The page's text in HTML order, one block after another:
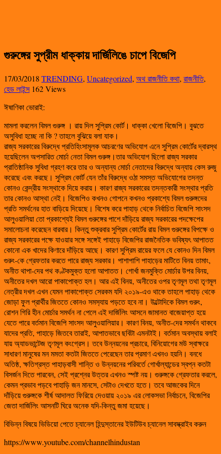
গুরুঙ্গের সুপ্রীম ধাক্কায় দার্জিলিঙে চাপে বিজেপি
17/03/2018 TRENDING, Uncategorized, অথ রাজনীতি কথা, রাজনীতি,
হেড লাইন্স 162 Views
ঈষাণিকা ভোরাই:
মামলা করলেন বিমল গুরুঙ্গ । রায় দিল সুপ্রিম কোর্ট। ধাক্কা খেলো বিজেপি। বুঝতে
অসুবিধা হচ্ছে না কি ? তাহলে বুঝিয়ে বলা যাক।
রাজ্য সরকারের বিরুদ্ধে প্রতিহিংসামূলক আচরণের অভিযোগ এনে সুপ্রিম কোর্টের দ্বারস্থ
হয়েছিলেন অপসারিত মোর্চা নেতা বিমল গুরুঙ্গ।তার অভিযোগ ছিলো রাজ্য সরকার
প্রাতিষ্ঠানিক সুবিধা গ্রহণ করে তার ও অন্যান্য মোর্চা নেতাদের বিরুদ্ধে অন্যায় কেস রুজু
করেছে এবং করছে। সুপ্রিম কোর্ট যেন তাঁর বিরুদ্ধে ওঠা সমস্ত অভিযোগের তদন্ত
কোনও কেন্দ্রীয় সংস্থাকে দিয়ে করায়। কারণ রাজ্য সরকারের তদন্তকারী সংস্থার প্রতি
তার কোনও আস্থা নেই। বিজেপিও কখনও গোপনে কখনও প্রকাশ্যে বিমল গুরুঙ্গদের
প্রতি সমর্থনের হাত বাড়িয়ে দিয়েছে। বিশেষ করে পাহাড় থেকে নির্বাচিত বিজেপি সাংসদ
আলুওয়ালিয়া তো প্রকাশ্যেই বিমল গুরুঙ্গের পাশে দাঁড়িয়ে রাজ্য সরকারের পদক্ষেপের
সমালোচনা করেছেন বারবার। কিন্তু শুক্রবার সুপ্রিম কোর্টের রায় বিমল গুরুঙ্গের বিপক্ষে ও
রাজ্য সরকারের পক্ষে যাওয়ার সঙ্গে সঙ্গেই পাহাড়ে বিজেপির রাজনৈতিক ভবিষ্যৎ আপাতত
কোনো এক খাদের কিণারে দাঁড়িয়ে আছে। কারণ সুপ্রিম রায়ের ফলে যে কোনও দিন বিমল
গুরুং-কে গ্রেফতার করতে পারে রাজ্য সরকার। পাশাপাশি পাহাড়ের মাটিতে বিনয় তামাং,
অনীত থাপা-দের পথ কণ্টকমুক্ত হলো আপাতত। গোর্খা জনমুক্তি মোর্চার উপর বিনয়,
অনীতের দখল আরো পাকাপোক্ত হল। আর এই বিনয়, অনীতের ওপর তৃণমূল তথা তৃণমূল
নেত্রীর দখল এখন যেমন পাকাপোক্ত সেরকম যদি ২০১৯-এও থাকে তাহলে পাহাড় থেকে
জোড়া ফুল প্রার্থীর জিততে কোনও সমস‍্যায় পড়তে হবে না। উল্টোদিকে বিমল গুরুং,
রোশন গিরি হীন মোর্চার সমর্থন না পেলে এই দার্জিলিং আসনে জামানত বাজেয়াপ্ত হয়ে
যেতে পারে বর্তমান বিজেপি সাংসদ আলুওয়ালিয়ার। কারণ বিনয়, অনীত-দের সমর্থন থাকবে
যাদের প্রতি, পাহাড়ে জিতবে তারাই, আপাতভাবে ছবিটা এমনটাই। বর্তমান অবস্থায় বলাই
যায় অ‍্যাডভান্টেজ তৃণমূল কংগ্রেস। তবে উন্নয়নের প্রচারে, বিনিয়োগের মউ স্বাক্ষরে
সাধারণ মানুষের মন মমতা কতটা জিততে পেরেছেন তার প্রমাণ এখনও হয়নি। বনধে
অতিষ্ঠ, ক্ষতিগ্রস্ত পাহাড়বাসী শান্তি ও উন্নয়নের পরিবর্তে গোর্খাল্যান্ডের স্বপ্ন কতটা
বিসর্জন দিতে পারবেন, সেই প্রশ্নের উত্তর এখনও স্পষ্ট নয়। গুরুঙ্গকে গ্রেফতার করলে,
কেমন প্রভাব পড়বে পাহাড়ি জন মানসে, সেটাও দেখতে হতে। তবে আজকের দিনে
দাঁড়িয়ে গুরুঙ্গকে শীর্ষ আদালত ফিরিয়ে দেওয়ায় ২০১৯ এর লোকসভা নির্বাচনে, বিজেপির
জেতা দার্জিলিং আসনটি ঘিরে অনেক যদি-কিন্তু জমা হয়েছে।
বিভিন্ন বিষয়ে ভিডিয়ো পেতে চ্যানেল হিন্দুস্তানের ইউটিউব চ্যানেল সাবস্ক্রাইব করুন
https://www.youtube.com/channelhindustan